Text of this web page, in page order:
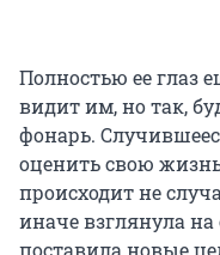
Полностью ее глаз
видит им, но так,
фонарь.
оценить свою
происходит не
иначе взглянула
поставила новые